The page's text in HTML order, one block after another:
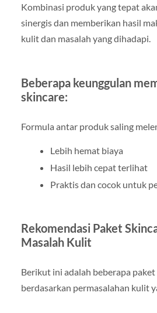
Kombinasi produk yang tepat
sinergis dan memberikan hasil
kulit dan masalah yang dihadapi.
Beberapa keunggulan
skincare:
Formula antar produk saling
Lebih hemat biaya
Hasil lebih cepat terlihat
Praktis dan cocok untuk
Rekomendasi Paket
Masalah Kulit
Berikut ini adalah beberapa
berdasarkan permasalahan kulit